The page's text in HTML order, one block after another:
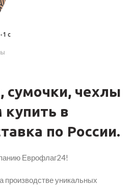
1 с
сумочки, чехлы
купить в
по России.
Еврофлаг24!
уникальных